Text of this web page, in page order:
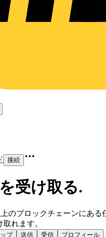
接続
受け取る.
のブロックチェーンにある
れます。
プ 送信 受信 プロフィール